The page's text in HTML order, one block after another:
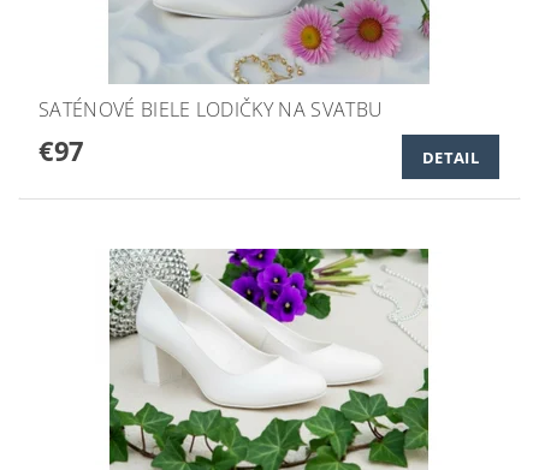
SATÉNOVÉ BIELE LODIČKY NA SVATBU
€97 DETAIL